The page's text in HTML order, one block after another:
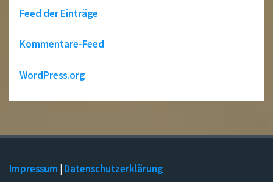
Feed der Einträge
Kommentare-Feed
WordPress.org
Impressum Datenschutzerklärung